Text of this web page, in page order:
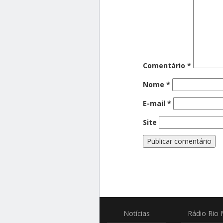
Comentário *
Nome *
E-mail *
Site
Notícias Rádio Rio